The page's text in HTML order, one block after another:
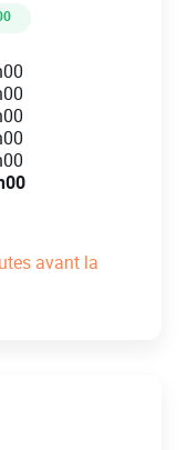
avant la